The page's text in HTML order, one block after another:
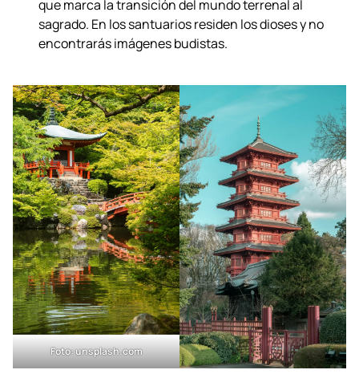
sanmon, es una gran puerta de madera decorada.
Los templos suelen tener imágenes y estatuas
budistas, ya que es donde los budas residen.
que marca la transición del mundo terrenal al
sagrado. En los santuarios residen los dioses y no
encontrarás imágenes budistas.